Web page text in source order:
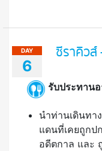
DAY
6
ซีราคิวส์
รับประทาน
นำท่านเดินทา
แดนที่เคยถูกป
อดีตกาล และ